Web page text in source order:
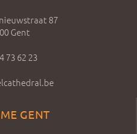
87
Gent
73 62 23
GENT